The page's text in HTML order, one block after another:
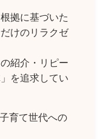
拠に基づいた
けのリラクゼ
紹介・リピー
を追求してい
育て世代への